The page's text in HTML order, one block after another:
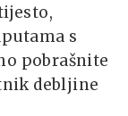
s
pobrašnite
debljine